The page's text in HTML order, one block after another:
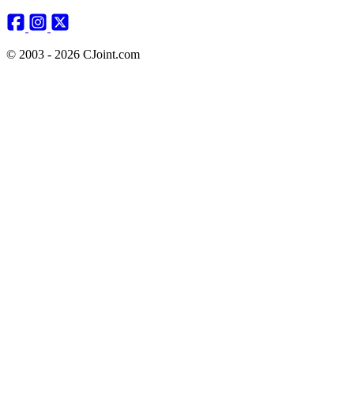
© 2003 - 2026 CJoint.com